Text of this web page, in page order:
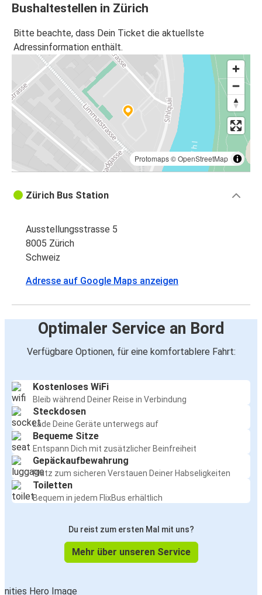
Bushaltestellen in Zürich
Bitte beachte, dass Dein Ticket die aktuellste
Adressinformation enthält.
Protomaps©OpenStreetMap
Zürich Bus Station
Ausstellungsstrasse 5
8005 Zürich
Schweiz
Adresse auf Google Maps anzeigen
Optimaler Service an Bord
Verfügbare Optionen, für eine komfortablere Fahrt:
Kostenloses WiFi
Bleib während Deiner Reise in Verbindung
Steckdosen
Lade Deine Geräte unterwegs auf
Bequeme Sitze
Entspann Dich mit zusätzlicher Beinfreiheit
Gepäckaufbewahrung
Platz zum sicheren Verstauen Deiner Habseligkeiten
Toiletten
Bequem in jedem FlixBus erhältlich
Du reist zum ersten Mal mit uns?
Mehr über unseren Service